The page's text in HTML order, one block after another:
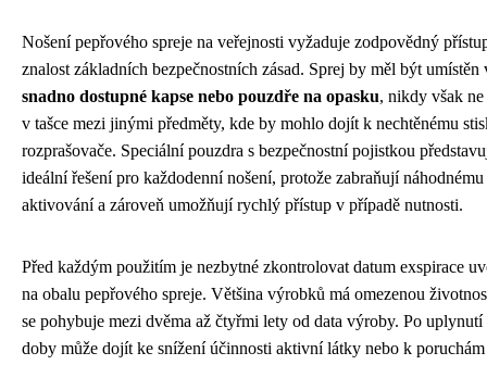
Nošení pepřového spreje na veřejnosti vyžaduje zodpovědný
znalost základních bezpečnostních zásad. Sprej by měl být umístěn
snadno dostupné kapse nebo pouzdře na opasku, nikdy však
v tašce mezi jinými předměty, kde by mohlo dojít k nechtěnému
rozprašovače. Speciální pouzdra s bezpečnostní pojistkou
ideální řešení pro každodenní nošení, protože zabraňují náhodnému
aktivování a zároveň umožňují rychlý přístup v případě nutnosti.
Před každým použitím je nezbytné zkontrolovat datum exspirace
na obalu pepřového spreje. Většina výrobků má omezenou
se pohybuje mezi dvěma až čtyřmi lety od data výroby. Po uplynutí
doby může dojít ke snížení účinnosti aktivní látky nebo k poruchám